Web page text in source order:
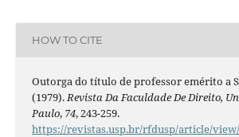
HOW TO CITE
Outorga do título de professor emérito a
(1979).Revista Da Faculdade De Direito,
Paulo, 74, 243-259.
https://revistas.usp.br/rfdusp/article/view/